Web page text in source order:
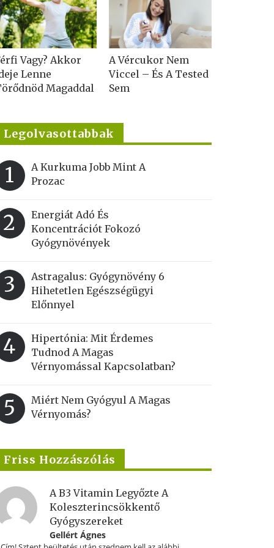
Vagy? Akkor
Lenne
Magaddal
A Vércukor Nem
Viccel – És A Tested
Sem
Legolvasottabbak
1
A Kurkuma Jobb Mint A
Prozac
2
Energiát Adó És
Koncentrációt Fokozó
Gyógynövények
3
Astragalus: Gyógynövény 6
Hihetetlen Egészségügyi
Előnnyel
4
Hipertónia: Mit Érdemes
Tudnod A Magas
Vérnyomással Kapcsolatban?
5
Miért Nem Gyógyul A Magas
Vérnyomás?
Friss Hozzászólás
A B3 Vitamin Legyőzte A
Koleszterincsökkentő
Gyógyszereket
Gellért Ágnes